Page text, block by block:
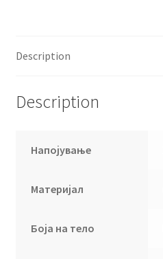
Description
Description
Напојување
Материјал
Боја на тело